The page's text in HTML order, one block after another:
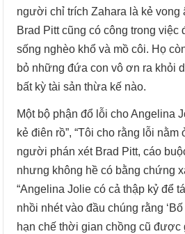
người chỉ trích Zahara là kẻ vong
Brad Pitt cũng có công trong việc
sống nghèo khổ và mồ côi. Họ
bỏ những đứa con vô ơn ra khỏi
bất kỳ tài sản thừa kế nào.
Một bộ phận đổ lỗi cho Angelina
kẻ điên rồ”, “Tôi cho rằng lỗi nằm
người phán xét Brad Pitt, cáo
nhưng không hề có bằng chứng
“Angelina Jolie có cả thập kỷ để
nhồi nhét vào đầu chúng rằng
hạn chế thời gian chồng cũ được